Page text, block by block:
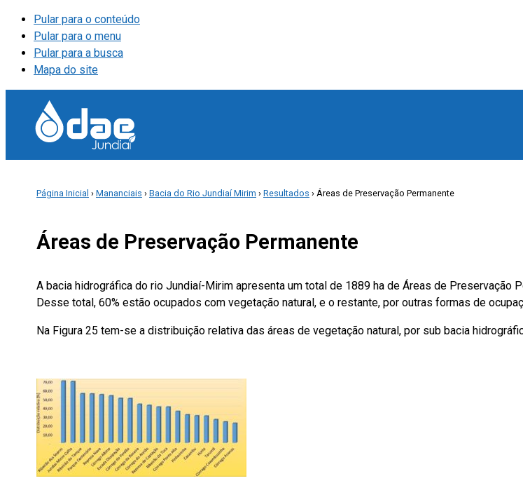
Pular para o conteúdo
Pular para o menu
Pular para a busca
Mapa do site
Página Inicial › Mananciais › Bacia do Rio Jundiaí Mirim › Resultados › Áreas de Preservação Permanente
Áreas de Preservação Permanente
A bacia hidrográfica do rio Jundiaí-Mirim apresenta um total de 1889 ha de Áreas de Preservação
Desse total, 60% estão ocupados com vegetação natural, e o restante, por outras formas de
Na Figura 25 tem-se a distribuição relativa das áreas de vegetação natural, por sub bacia